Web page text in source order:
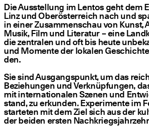
Die Aus­stel­lung im Lentos geht dem
Linz und Ober­ös­ter­reich nach und
in einer Zusam­men­schau von Kunst,
Musik, Film und Lite­ra­tur – eine
die zen­tra­len und oft bis heu­te
und Momen­te der loka­len
den.
Sie sind Aus­gangs­punkt, um das
Bezie­hun­gen und Ver­knüp­fun­gen,
mit inter­na­tio­na­len Sze­nen und
stand, zu erkun­den. Expe­ri­men­te im
star­te­ten mit dem Ziel sich aus der
der bei­den ers­ten